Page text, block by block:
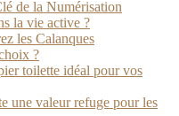
de la Numérisation
la vie active ?
les Calanques
?
toilette idéal pour vos
une valeur refuge pour les